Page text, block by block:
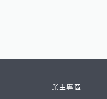
業主專區